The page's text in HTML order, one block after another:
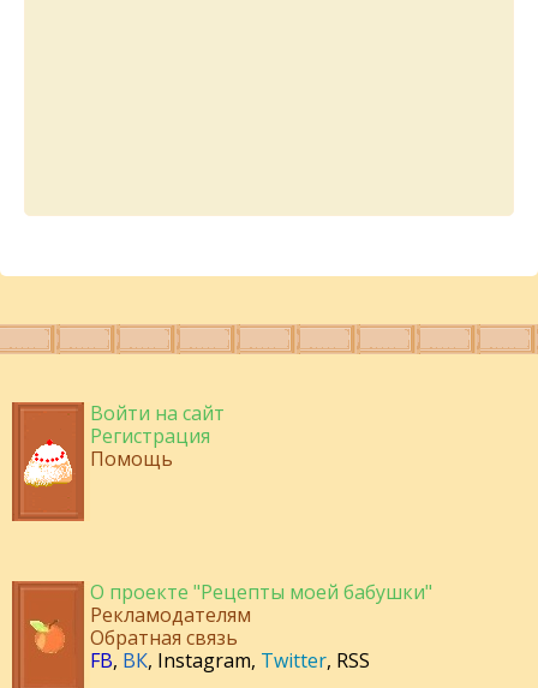
Войти на сайт
Регистрация
Помощь
О проекте "Рецепты моей бабушки"
Рекламодателям
Обратная связь
FB, ВК, Instagram, Twitter, RSS